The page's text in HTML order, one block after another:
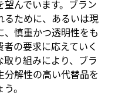
んでいます。ブラン
るために、あるいは現
慎重かつ透明性をも
の要求に応えていく
り組みにより、ブラ
分解性の高い代替品を
。